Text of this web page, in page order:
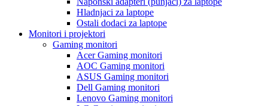
Hladnjaci za laptope
Ostali dodaci za laptope
Monitori i projektori
Gaming monitori
Acer Gaming monitori
AOC Gaming monitori
ASUS Gaming monitori
Dell Gaming monitori
Lenovo Gaming monitori